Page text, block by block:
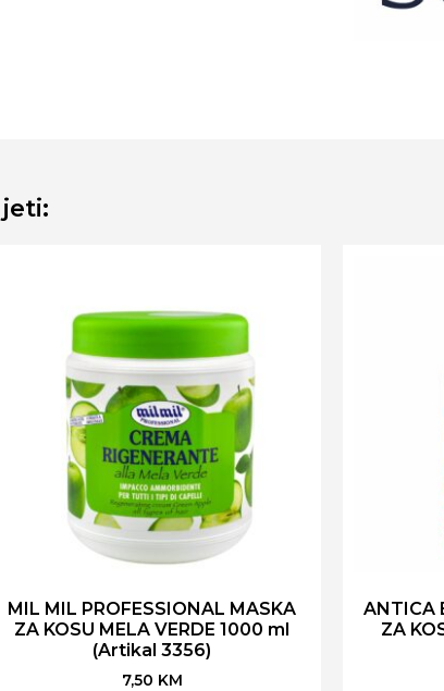
MIL MIL PROFESSIONAL MASKA
ZA KOSU MELA VERDE 1000 ml
(Artikal 3356)
7,50 KM
ANTICA
ZA